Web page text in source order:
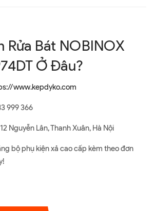
Rửa Bát NOBINOX
Ở Đâu?
www.kepdyko.com
999 366
Nguyễn Lân, Thanh Xuân, Hà Nội
bộ phụ kiện xả cao cấp kèm theo đơn